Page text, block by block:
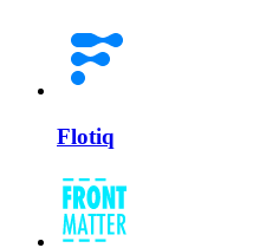
Flotiq